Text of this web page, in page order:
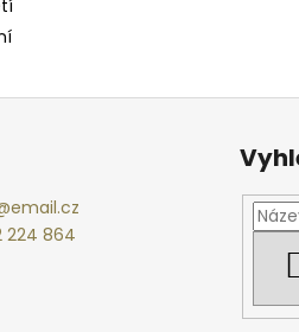
email.cz
224 864